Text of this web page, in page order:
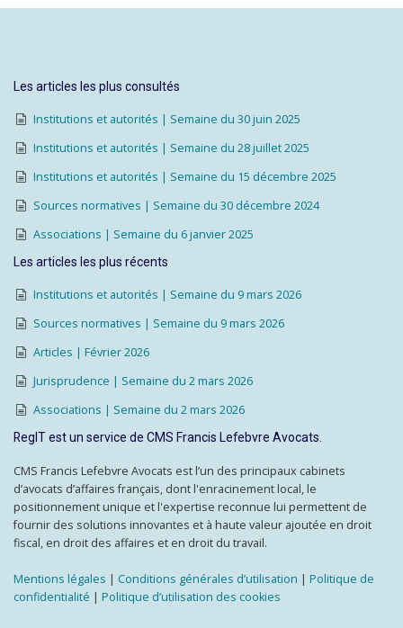
Les articles les plus consultés
Institutions et autorités | Semaine du 30 juin 2025
Institutions et autorités | Semaine du 28 juillet 2025
Institutions et autorités | Semaine du 15 décembre 2025
Sources normatives | Semaine du 30 décembre 2024
Associations | Semaine du 6 janvier 2025
Les articles les plus récents
Institutions et autorités | Semaine du 9 mars 2026
Sources normatives | Semaine du 9 mars 2026
Articles | Février 2026
Jurisprudence | Semaine du 2 mars 2026
Associations | Semaine du 2 mars 2026
RegIT est un service de CMS Francis Lefebvre Avocats.
CMS Francis Lefebvre Avocats est l’un des principaux cabinets
d’avocats d’affaires français, dont l'enracinement local, le
positionnement unique et l'expertise reconnue lui permettent de
fournir des solutions innovantes et à haute valeur ajoutée en droit
fiscal, en droit des affaires et en droit du travail.
Mentions légales | Conditions générales d’utilisation | Politique de
confidentialité | Politique d’utilisation des cookies